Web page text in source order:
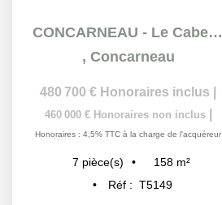
CONCARNEAU - Le Cabellou - Maison familiale 5 chambres à...
, Concarneau
480 700 € Honoraires inclus
460 000 € Honoraires non inclus
Honoraires : 4,5% TTC à la charge de l'acquéreur
7 pièce(s) 158 m²
Réf : T5149